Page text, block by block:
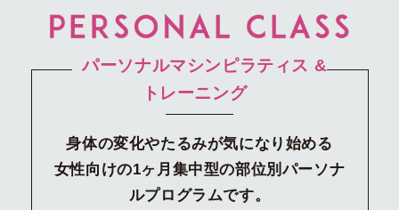
パーソナルマシンピラティス &
トレーニング
身体の変化やたるみが気になり始める
女性向けの1ヶ月集中型の部位別パーソナ
ルプログラムです。